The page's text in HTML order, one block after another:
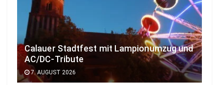
Calauer Stadtfest mit Lampionumzug und
AC/DC-Tribute
7. AUGUST 2026